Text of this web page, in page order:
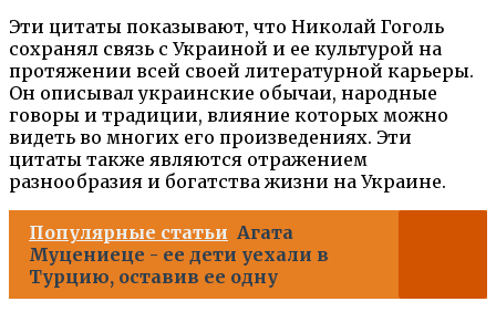
Эти цитаты показывают, что Николай Гоголь
сохранял связь с Украиной и ее культурой на
протяжении всей своей литературной карьеры.
Он описывал украинские обычаи, народные
говоры и традиции, влияние которых можно
видеть во многих его произведениях. Эти
цитаты также являются отражением
разнообразия и богатства жизни на Украине.
Популярные статьи Агата
Муцениеце - ее дети уехали в
Турцию, оставив ее одну